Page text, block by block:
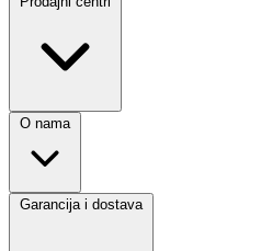
O nama
Garancija i dostava